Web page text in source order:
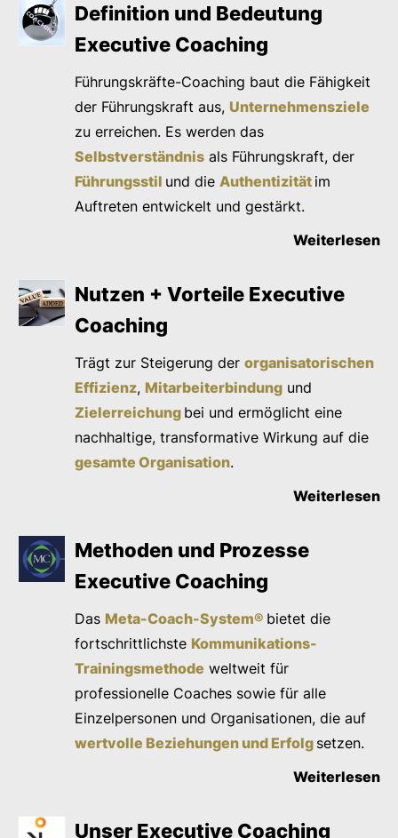
Definition und Bedeutung
Executive Coaching
Führungskräfte-Coaching baut die Fähigkeit
der Führungskraft aus, Unternehmensziele
zu erreichen. Es werden das
Selbstverständnis als Führungskraft, der
Führungsstil und dieAuthentizität im
Auftreten entwickelt und gestärkt.
Weiterlesen
Nutzen + Vorteile Executive
Coaching
Trägt zur Steigerung derorganisatorischen
Effizienz, Mitarbeiterbindung und
Zielerreichung bei und ermöglicht eine
nachhaltige, transformative Wirkung auf die
gesamte Organisation.
Weiterlesen
Methoden und Prozesse
Executive Coaching
Das Meta-Coach-System® bietet die
fortschrittlichste Kommunikations-
Trainingsmethode weltweit für
professionelle Coaches sowie für alle
Einzelpersonen und Organisationen, die auf
wertvolle Beziehungen und Erfolg setzen.
Weiterlesen
Unser Executive Coaching